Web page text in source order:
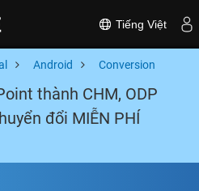
Tiếng Việt
Android Conversion
thành CHM, ODP
đổi MIỄN PHÍ